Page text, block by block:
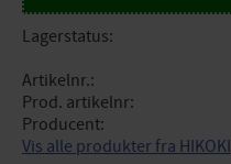
Lagerstatus
Artikelnr.
Prod. artikelnr
Producent
Vis alle produkter fra HIKOKI